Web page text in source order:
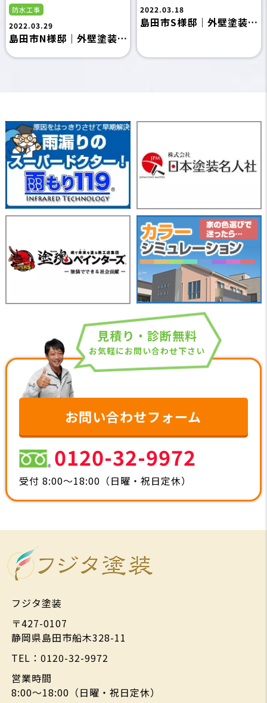
防水工事
2022.03.29
島田市N様邸｜外壁塗装・シーリング工事・防水工事｜島田市の外壁塗装専門店フジタ塗装
2022.03.18
島田市S様邸｜外壁塗装・屋根塗装｜島田市の外壁塗装専門店フジタ塗装
見積り・診断無料
お気軽にお問い合わせ下さい
お問い合わせフォーム
0120-32-9972
受付 8:00～18:00（日曜・祝日定休）
フジタ塗装
〒427-0107
静岡県島田市船木328-11
TEL：0120-32-9972
営業時間
8:00～18:00（日曜・祝日定休）